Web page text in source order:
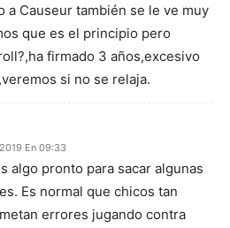
a Causeur también se le ve muy
que es el principio pero
firmado 3 años,excesivo
si no se relaja.
En 09:33
algo pronto para sacar algunas
Es normal que chicos tan
errores jugando contra